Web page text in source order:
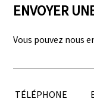
ENVOYER
Vous pouvez nous
TÉLÉPHONE